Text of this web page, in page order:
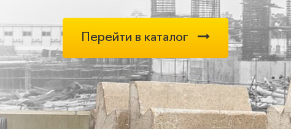
Перейти в каталог